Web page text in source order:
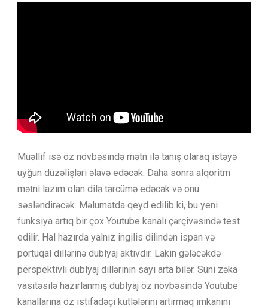
Müəllif isə öz növbəsində mətn ilə tanış olaraq istəyə
uyğun düzəlişləri əlavə edəcək. Daha sonra alqoritm
mətni lazım olan dilə tərcümə edəcək və onu
səsləndirəcək. Məlumatda qeyd edilib ki, bu yeni
funksiya artıq bir çox Youtube kanalı çərçivəsində test
edilir. Hal hazırda yalnız ingilis dilindən ispan və
portuqal dillərinə dublyaj aktivdir. Lakin gələcəkdə
perspektivli dublyaj dillərinin sayı arta bilər. Süni zəka
vasitəsilə hazırlanmış dublyaj öz növbəsində Youtube
kanallarına öz istifadəçi kütlələrini artırmaq imkanını